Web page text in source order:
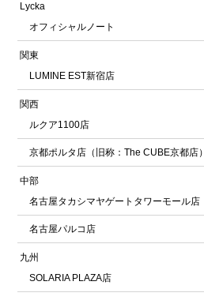
Lycka
オフィシャルノート
関東
LUMINE EST新宿店
関西
ルクア1100店
京都ポルタ店（旧称：The CUBE京都店）
中部
名古屋タカシマヤゲートタワーモール店
名古屋パルコ店
九州
SOLARIA PLAZA店